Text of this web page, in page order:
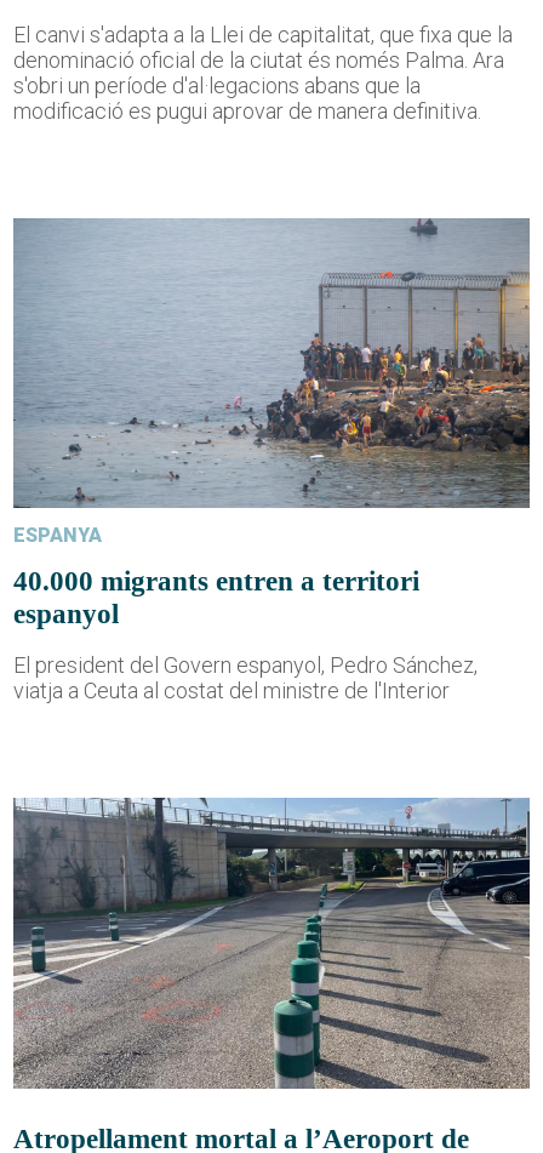
El canvi s'adapta a la Llei de capitalitat, que fixa que la
denominació oficial de la ciutat és només Palma. Ara
s'obri un període d'al·legacions abans que la
modificació es pugui aprovar de manera definitiva.
ESPANYA
40.000 migrants entren a territori
espanyol
El president del Govern espanyol, Pedro Sánchez,
viatja a Ceuta al costat del ministre de l'Interior
Atropellament mortal a l’Aeroport de